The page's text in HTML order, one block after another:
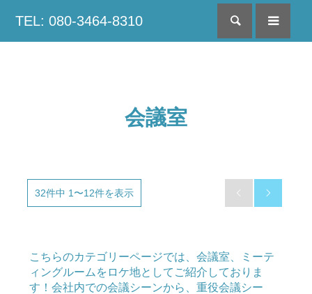
TEL: 080-3464-8310 検索
会議室
32件中 1〜12件を表示  
こちらのカテゴリーページでは、会議室、ミーテ
ィングルームをロケ地としてご紹介しておりま
す！会社内での会議シーンから、重役会議シー